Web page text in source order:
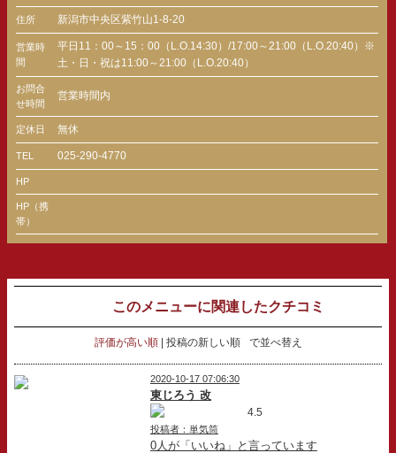
住所 新潟市中央区紫竹山1-8-20
営業時
間
平日11：00～15：00（L.O.14:30）/17:00～21:00（L.O.20:40）※
土・日・祝は11:00～21:00（L.O.20:40）
お問合
せ時間
営業時間内
定休日 無休
TEL 025-290-4770
HP
HP（携
帯）
このメニューに関連したクチコミ
評価が高い順 投稿の新しい順 で並べ替え
2020-10-17 07:06:30
東じろう 改
4.5
投稿者：単気筒
0人が「いいね」と言っています